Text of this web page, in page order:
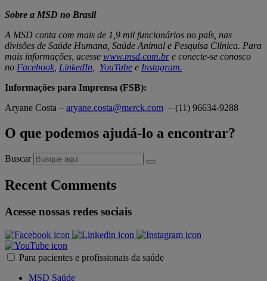
Sobre a MSD no Brasil
A MSD conta com mais de 1,9 mil funcionários no país, nas
divisões de Saúde Humana, Saúde Animal e Pesquisa Clínica. Para
mais informações, acesse www.msd.com.bre conecte-se conosco
no Facebook LinkedIn YouTube e Instagram.
Informações para Imprensa (FSB):
Aryane Costa – aryane.costa@merck.com – (11) 96634-9288
O que podemos ajudá-lo a encontrar?
Buscar
Recent Comments
Acesse nossas redes sociais
Para pacientes e profissionais da saúde
MSD Saúde